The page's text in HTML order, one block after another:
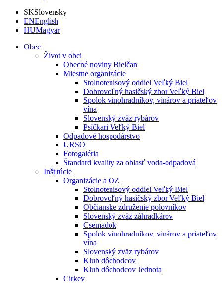
SKSlovensky
ENEnglish
HUMagyar
Obec
Život v obci
Obecné noviny Bielčan
Miestne organizácie
Stolnotenisový oddiel Veľký Biel
Dobrovoľný hasičský zbor Veľký Biel
Spolok vinohradníkov, vinárov a priateľov
vína
Slovenský zväz rybárov
Psíčkari Veľký Biel
Odpadové hospodárstvo
URSO
Fotogaléria
Štandard kvality za oblasť voda-odpadová
Inštitúcie
Organizácie a OZ
Stolnotenisový oddiel Veľký Biel
Dobrovoľný hasičský zbor Veľký Biel
Občianske združenie polovníkov
Slovenský zväz záhradkárov
Csemadok
Spolok vinohradníkov, vinárov a priateľov
vína
Slovenský zväz rybárov
Klub dôchodcov
Klub dôchodcov Jednota
Cirkev